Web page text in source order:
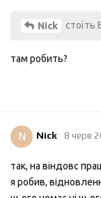
Nick стоїть
там робить?
N Nick 8 черв
так, на віндовс
я робив,